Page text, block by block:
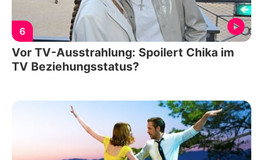
6
Vor TV-Ausstrahlung: Spoilert Chika im
TV Beziehungsstatus?